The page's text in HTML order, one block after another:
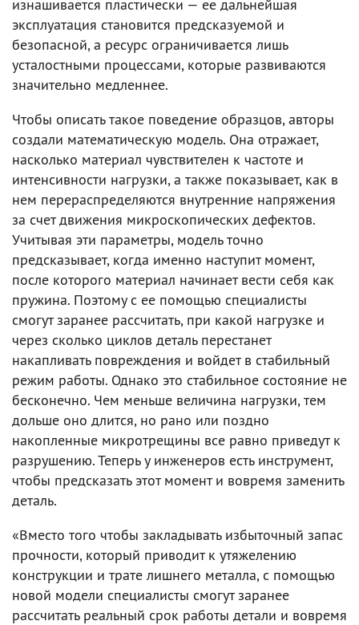
изнашивается пластически — ее дальнейшая
эксплуатация становится предсказуемой и
безопасной, а ресурс ограничивается лишь
усталостными процессами, которые развиваются
значительно медленнее.
Чтобы описать такое поведение образцов, авторы
создали математическую модель. Она отражает,
насколько материал чувствителен к частоте и
интенсивности нагрузки, а также показывает, как в
нем перераспределяются внутренние напряжения
за счет движения микроскопических дефектов.
Учитывая эти параметры, модель точно
предсказывает, когда именно наступит момент,
после которого материал начинает вести себя как
пружина. Поэтому с ее помощью специалисты
смогут заранее рассчитать, при какой нагрузке и
через сколько циклов деталь перестанет
накапливать повреждения и войдет в стабильный
режим работы. Однако это стабильное состояние не
бесконечно. Чем меньше величина нагрузки, тем
дольше оно длится, но рано или поздно
накопленные микротрещины все равно приведут к
разрушению. Теперь у инженеров есть инструмент,
чтобы предсказать этот момент и вовремя заменить
деталь.
«Вместо того чтобы закладывать избыточный запас
прочности, который приводит к утяжелению
конструкции и трате лишнего металла, с помощью
новой модели специалисты смогут заранее
рассчитать реальный срок работы детали и вовремя